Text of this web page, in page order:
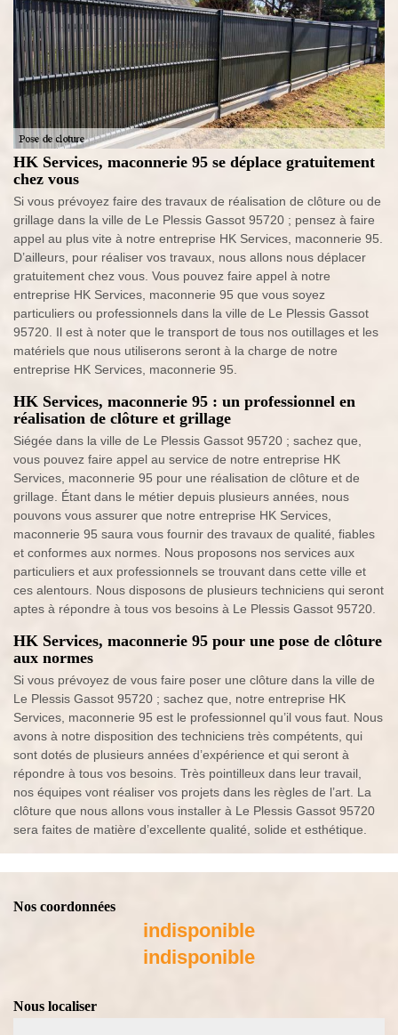
HK Services, maconnerie 95 se déplace gratuitement
chez vous
Si vous prévoyez faire des travaux de réalisation de clôture ou de
grillage dans la ville de Le Plessis Gassot 95720 ; pensez à faire
appel au plus vite à notre entreprise HK Services, maconnerie 95.
D’ailleurs, pour réaliser vos travaux, nous allons nous déplacer
gratuitement chez vous. Vous pouvez faire appel à notre
entreprise HK Services, maconnerie 95 que vous soyez
particuliers ou professionnels dans la ville de Le Plessis Gassot
95720. Il est à noter que le transport de tous nos outillages et les
matériels que nous utiliserons seront à la charge de notre
entreprise HK Services, maconnerie 95.
HK Services, maconnerie 95 : un professionnel en
réalisation de clôture et grillage
Siégée dans la ville de Le Plessis Gassot 95720 ; sachez que,
vous pouvez faire appel au service de notre entreprise HK
Services, maconnerie 95 pour une réalisation de clôture et de
grillage. Étant dans le métier depuis plusieurs années, nous
pouvons vous assurer que notre entreprise HK Services,
maconnerie 95 saura vous fournir des travaux de qualité, fiables
et conformes aux normes. Nous proposons nos services aux
particuliers et aux professionnels se trouvant dans cette ville et
ces alentours. Nous disposons de plusieurs techniciens qui seront
aptes à répondre à tous vos besoins à Le Plessis Gassot 95720.
HK Services, maconnerie 95 pour une pose de clôture
aux normes
Si vous prévoyez de vous faire poser une clôture dans la ville de
Le Plessis Gassot 95720 ; sachez que, notre entreprise HK
Services, maconnerie 95 est le professionnel qu’il vous faut. Nous
avons à notre disposition des techniciens très compétents, qui
sont dotés de plusieurs années d’expérience et qui seront à
répondre à tous vos besoins. Très pointilleux dans leur travail,
nos équipes vont réaliser vos projets dans les règles de l’art. La
clôture que nous allons vous installer à Le Plessis Gassot 95720
sera faites de matière d’excellente qualité, solide et esthétique.
Nos coordonnées
indisponible
indisponible
Nous localiser